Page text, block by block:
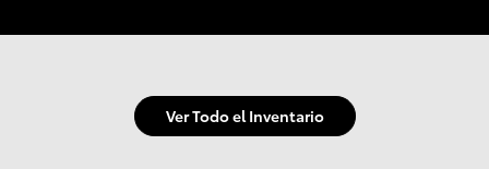
Ver Todo el Inventario